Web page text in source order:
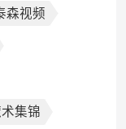
森视频
集锦